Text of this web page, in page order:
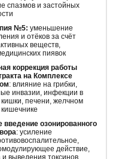
спазмов и застойных
№5: уменьшение
и отёков за счёт
веществ,
пиявок
коррекция работы
на Комплексе
: влияние на грибки,
инвазии, инфекции в
печени, желчном
введение озонированного
: усиление
действие,